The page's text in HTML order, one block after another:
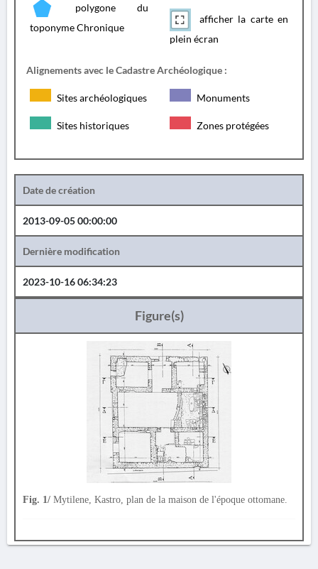
polygone du
toponyme Chronique
afficher la carte en
plein écran
Alignements avec le Cadastre Archéologique :
Sites archéologiques Monuments
Sites historiques Zones protégées
Date de création
2013-09-05 00:00:00
Dernière modification
2023-10-16 06:34:23
Figure(s)
Fig. 1/ Mytilene, Kastro, plan de la maison de l'époque ottomane.